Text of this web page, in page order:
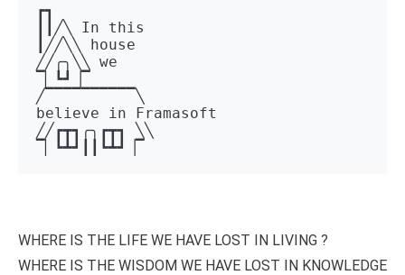
┏┓
┃┃╱╲ In this
┃╱╱╲╲ house
╱╱╭╮╲╲ we
▔▏┗┛▕▔
╱▔▔▔▔▔▔▔▔▔▔╲
believe in Framasoft
╱╱┏┳┓╭╮┏┳┓ ╲╲
▔▏┗┻┛┃┃┗┻┛▕▔
WHERE IS THE LIFE WE HAVE LOST IN LIVING ?
WHERE IS THE WISDOM WE HAVE LOST IN KNOWLEDGE